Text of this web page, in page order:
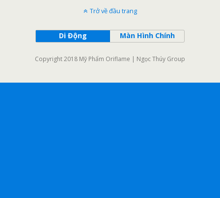
Trở về đầu trang
Di Động Màn Hình Chính
Copyright 2018 Mỹ Phẩm Oriflame | Ngọc Thúy Group